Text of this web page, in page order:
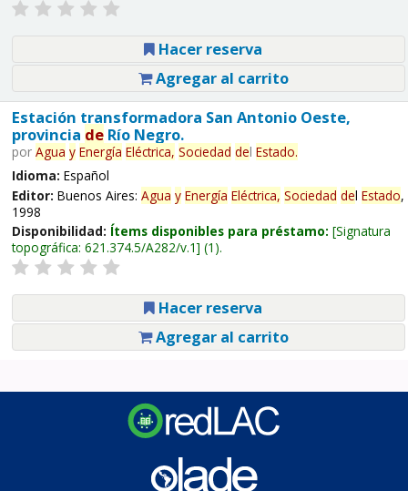
Hacer reserva
Agregar al carrito
Estación transformadora San Antonio Oeste,
provincia deRío Negro.
por Agua y Energía Eléctrica, Sociedad del Estado.
Idioma: Español
Editor: Buenos Aires: Agua y Energía Eléctrica, Sociedad del Estado,
1998
Disponibilidad: Ítems disponibles para préstamo: Signatura
topográfica: 621.374.5/A282/v.1 (1).
Hacer reserva
Agregar al carrito